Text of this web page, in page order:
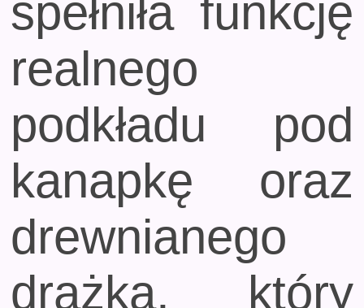
spełniła funkcję
realnego
podkładu pod
kanapkę oraz
drewnianego
drążka, który